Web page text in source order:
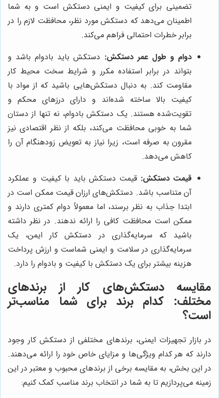
تضمینی برای کیفیت و ایمنی دستکش است و به شما
اطمینان می‌دهد که دستکش مورد نظر، محافظت لازم را در
برابر خطرات احتمالی فراهم می‌کند.
دوام و طول عمر دستکش: دستکش باید بادوام باشد و
بتواند در برابر استفاده مکرر و شرایط سخت محیط کار
مقاومت کند. به دنبال دستکش‌هایی باشید که از مواد با
کیفیت بالا ساخته شده‌اند و دارای درزهای محکم و
تقویت‌شده هستند. یک دستکش بادوام، نه تنها از دستان
شما به خوبی محافظت می‌کند، بلکه از نظر اقتصادی نیز
مقرون به صرفه است، زیرا نیاز به تعویض زودهنگام آن را
کاهش می‌دهد.
قیمت دستکش: قیمت دستکش باید با کیفیت و عملکرد
آن متناسب باشد. دستکش‌های ارزان قیمت ممکن است در
ابتدا جذاب به نظر برسند، اما معمولاً دوام کمتری دارند و
ممکن است محافظت کافی را ارائه ندهند. در نظر داشته
باشید که سرمایه‌گذاری در دستکش کار ایمن، یک
سرمایه‌گذاری در سلامت و ایمنی شماست و ارزش پرداخت
هزینه بیشتر برای یک دستکش با کیفیت و بادوام را دارد.
مقایسه دستکش‌های کار از برندهای
مختلف: کدام برند برای شما مناسب‌تر
است؟
در بازار تجهیزات ایمنی، برندهای مختلفی از دستکش کار وجود
دارند که هر کدام ویژگی‌ها و مزایای خاص خود را ارائه می‌دهند.
در این بخش، به مقایسه برخی از برندهای محبوب و معتبر در این
زمینه می‌پردازیم تا به شما در انتخاب برند مناسب کمک کنیم: